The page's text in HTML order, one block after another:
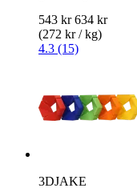
543 kr 634 kr
(272 kr / kg)
4.3 (15)
3DJAKE